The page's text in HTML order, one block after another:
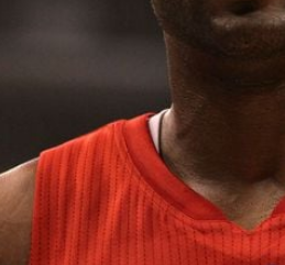
Alle Themen auf
App
Team
Redaktionelle